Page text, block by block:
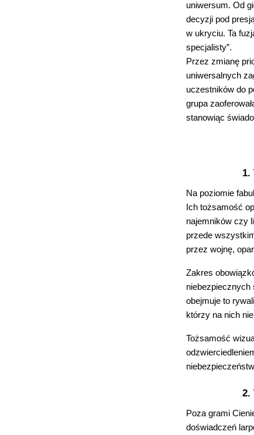
uniwersum. Od
decyzji pod
w ukryciu. Ta
specjalisty”.
Przez zmianę
uniwersalnych
uczestników do
grupa
stanowiąc
1.
Na poziomie
Ich tożsamość
najemników czy
przede
przez wojnę,
Zakres
niebezpiecznych
obejmuje to
którzy na nich
Tożsamość
2.
Poza grami
doświadczeń